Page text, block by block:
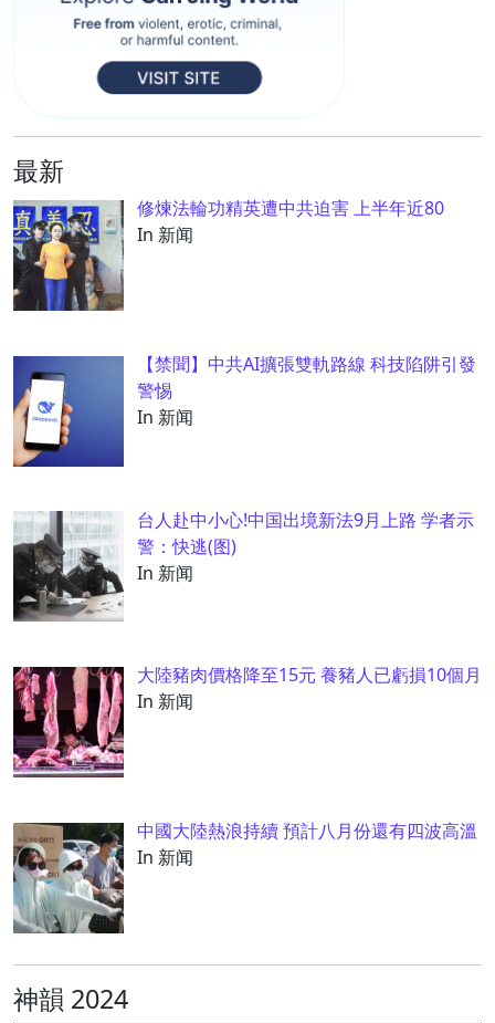
最新
修煉法輪功精英遭中共迫害 上半年近80
In 新闻
【禁聞】中共AI擴張雙軌路線 科技陷阱引發
警惕
In 新闻
台人赴中小心!中国出境新法9月上路 学者示
警：快逃(图)
In 新闻
大陸豬肉價格降至15元 養豬人已虧損10個月
In 新闻
中國大陸熱浪持續 預計八月份還有四波高溫
In 新闻
神韻 2024